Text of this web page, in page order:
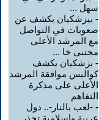
سهل ...
- بيزشكيان يكشف عن
صعوبات في التواصل
مع المرشد الأعلى
مجتبى خا ...
- بزشكيان يكشف
كواليس موافقة المرشد
الأعلى على مذكرة
التفاهم
- -لعب بالنار-.. دول
عربية وإسلامية تحذر